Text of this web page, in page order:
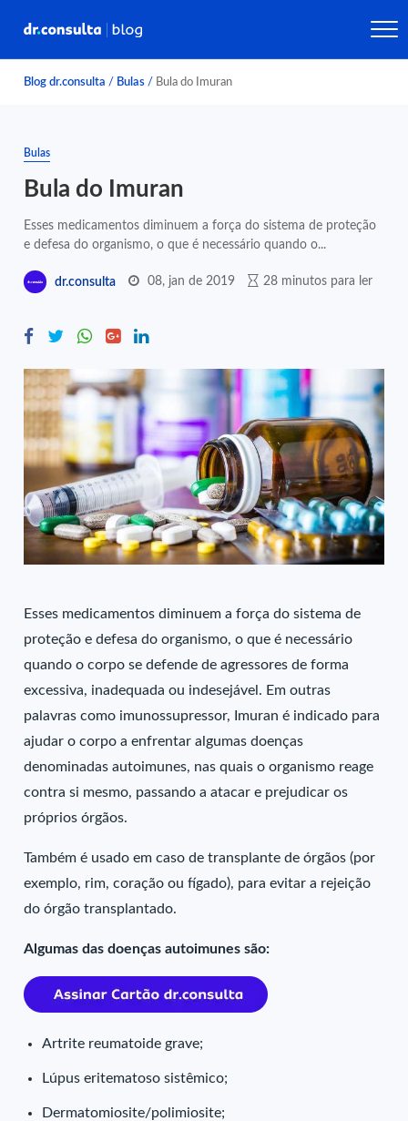
Blog dr.consulta / Bulas / Bula do Imuran
Bulas
Bula do Imuran
Esses medicamentos diminuem a força do sistema de proteção
e defesa do organismo, o que é necessário quando o...
dr.consulta 08, jan de 2019 28 minutos para ler
Esses medicamentos diminuem a força do sistema de
proteção e defesa do organismo, o que é necessário
quando o corpo se defende de agressores de forma
excessiva, inadequada ou indesejável. Em outras
palavras como imunossupressor, Imuran é indicado para
ajudar o corpo a enfrentar algumas doenças
denominadas autoimunes, nas quais o organismo reage
contra si mesmo, passando a atacar e prejudicar os
próprios órgãos.
Também é usado em caso de transplante de órgãos (por
exemplo, rim, coração ou fígado), para evitar a rejeição
do órgão transplantado.
Algumas das doenças autoimunes são:
Artrite reumatoide grave;
Lúpus eritematoso sistêmico;
Dermatomiosite/polimiosite;